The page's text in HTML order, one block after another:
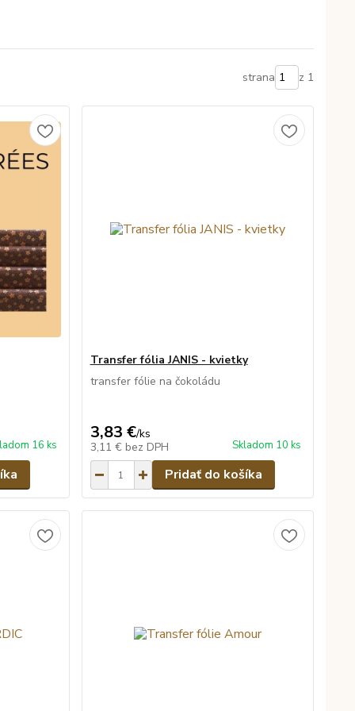
strana z 1
16 ks
Transfer fólia JANIS - kvietky
transfer fólie na čokoládu
3,83 €/ks
3,11 € bez DPH Skladom 10 ks
Pridať do košíka